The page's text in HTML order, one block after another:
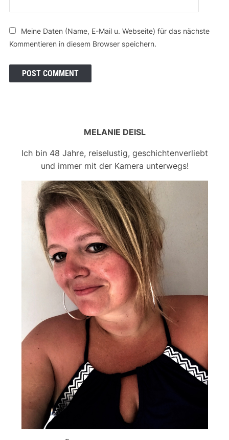
Meine Daten (Name, E-Mail u. Webseite) für das nächste
Kommentieren in diesem Browser speichern.
MELANIE DEISL
Ich bin 48 Jahre, reiselustig, geschichtenverliebt
und immer mit der Kamera unterwegs!